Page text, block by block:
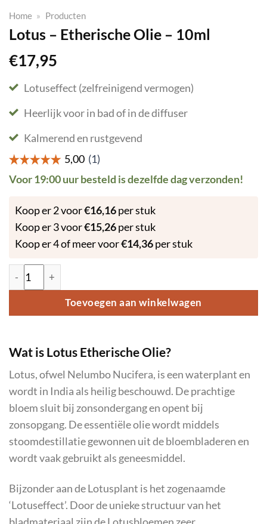
Home » Producten
Lotus – Etherische Olie – 10ml
€17,95
Lotuseffect (zelfreinigend vermogen)
Heerlijk voor in bad of in de diffuser
Kalmerend en rustgevend
Voor 19:00 uur besteld is dezelfde dag verzonden!
Koop er 2 voor€16,16per stuk
Koop er 3 voor€15,26per stuk
Koop er 4 of meer voor€14,36per stuk
Lotus - Etherische Olie - 10ml aantal
Toevoegen aan winkelwagen
Wat is Lotus Etherische Olie?
Lotus, ofwel Nelumbo Nucifera, is een waterplant en
wordt in India als heilig beschouwd. De prachtige
bloem sluit bij zonsondergang en opent bij
zonsopgang. De essentiële olie wordt middels
stoomdestillatie gewonnen uit de bloembladeren en
wordt vaak gebruikt als geneesmiddel.
Bijzonder aan de Lotusplant is het zogenaamde
‘Lotuseffect’. Door de unieke structuur van het